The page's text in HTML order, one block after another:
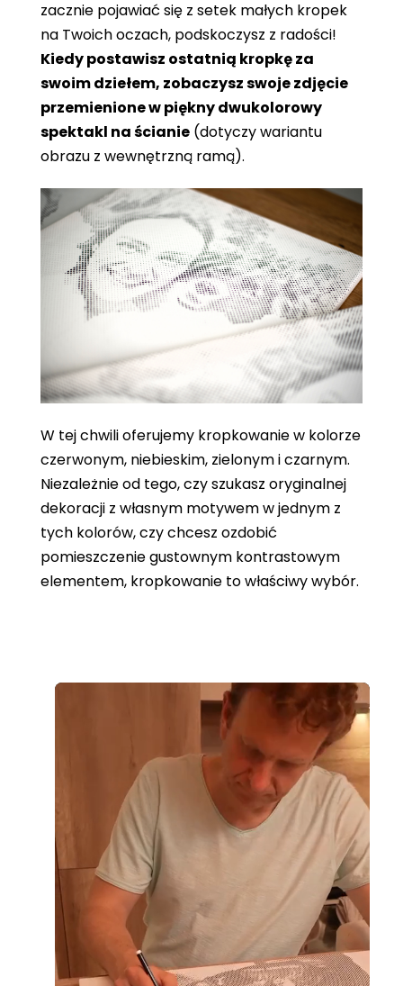
zacznie pojawiać się z setek małych kropek
na Twoich oczach, podskoczysz z radości!
Kiedy postawisz ostatnią kropkę za
swoim dziełem, zobaczysz swoje zdjęcie
przemienione w piękny dwukolorowy
spektakl na ścianie (dotyczy wariantu
obrazu z wewnętrzną ramą).
W tej chwili oferujemy kropkowanie w kolorze
czerwonym, niebieskim, zielonym i czarnym.
Niezależnie od tego, czy szukasz oryginalnej
dekoracji z własnym motywem w jednym z
tych kolorów, czy chcesz ozdobić
pomieszczenie gustownym kontrastowym
elementem, kropkowanie to właściwy wybór.